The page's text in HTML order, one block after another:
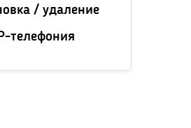
/ удаление
телефония